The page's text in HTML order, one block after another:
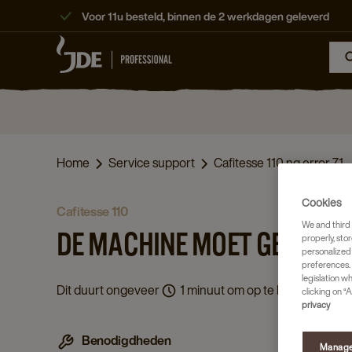
Voor 11u besteld, binnen de 2 werkdagen geleverd
Home Service support Cafitesse 110 ng error 71
cafitesse 110
DE MACHINE MOET
Dit duurt ongeveer 1 minuut om op te lossen.
Benodigdheden
Cookies
We and
properly,
legislation
clicking on
privacy